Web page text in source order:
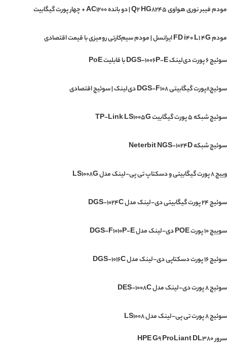
مودم فیبر نوری هواوی Q2 HG8245 | دو بانده AC1200 + چهار پورت گیگابیت
مودم FD i40 L1 4G ایرانسل | مودم سیم‌کارتی رومیزی با قیمت اقتصادی
سوئیچ ۶ پورت دی‌لینک DGS-1006P-E با قابلیت PoE
سوئیچ۸پورت گیگابیتی DGS-F108 دی‌لینک | سوئیچ اقتصادی
سوئیچ شبکه 5 پورت گیگابیت TP-Link LS1005G
سوئیچ شبکه Neterbit NGS-1024D
وییچ 8 پورت گیگابیتی و دسکتاپ تی پی-لینک مدل LS1008G
سوئیچ 24 پورت گیگابیتی دی-لینک مدل DGS-1024C
سوییچ 10 پورت POE دی-لینک مدل DGS-F1010P-E
سوئیچ 16 پورت دسکتاپی دی-لینک مدل DGS-1016C
سوئیچ 8 پورت دی-لینک مدل DES-1008C
سوئیچ ۸ پورت تی پی-لینک مدل LS1008
سرور HPE G9 ProLiant DL380